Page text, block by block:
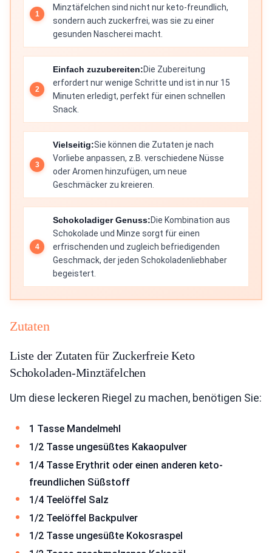
Minztäfelchen sind nicht nur keto-freundlich,
sondern auch zuckerfrei, was sie zu einer
gesunden Nascherei macht.
Einfach zuzubereiten:Die Zubereitung
erfordert nur wenige Schritte und ist in nur 15
Minuten erledigt, perfekt für einen schnellen
Snack.
Vielseitig:Sie können die Zutaten je nach
Vorliebe anpassen, z.B. verschiedene Nüsse
oder Aromen hinzufügen, um neue
Geschmäcker zu kreieren.
Schokoladiger Genuss:Die Kombination aus
Schokolade und Minze sorgt für einen
erfrischenden und zugleich befriedigenden
Geschmack, der jeden Schokoladenliebhaber
begeistert.
Zutaten
Liste der Zutaten für Zuckerfreie Keto
Schokoladen-Minztäfelchen
Um diese leckeren Riegel zu machen, benötigen Sie:
1 Tasse Mandelmehl
1/2 Tasse ungesüßtes Kakaopulver
1/4 Tasse Erythrit oder einen anderen keto-
freundlichen Süßstoff
1/4 Teelöffel Salz
1/2 Teelöffel Backpulver
1/2 Tasse ungesüßte Kokosraspel